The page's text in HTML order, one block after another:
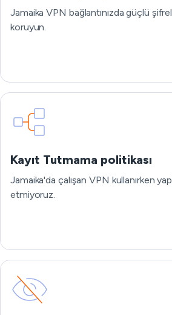
Jamaika VPN bağlantınızda güçlü
koruyun.
Kayıt Tutmama politikası
Jamaika'da çalışan VPN kullanırken
etmiyoruz.